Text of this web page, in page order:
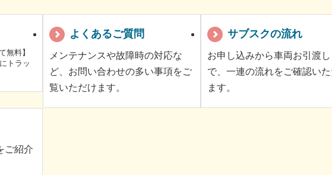
無料】
トラッ
よくあるご質問
メンテナンスや故障時の対応な
ど、お問い合わせの多い事項をご
覧いただけます。
サブスクの流れ
お申し込みから車両お引渡
で、一連の流れをご確認い
ます。
ご紹介